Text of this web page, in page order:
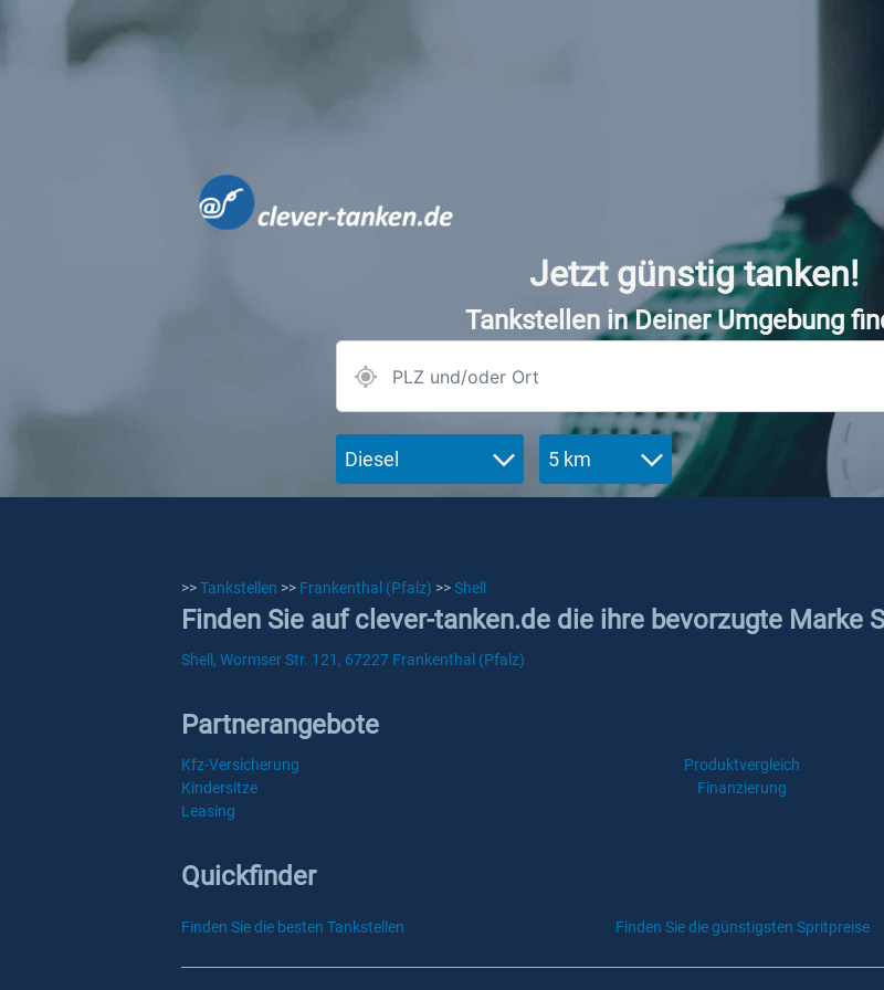
Jetzt günstig tanken!
Tankstellen in Deiner Umgebung
Diesel 5 km
>>Tankstellen >> Frankenthal (Pfalz) >>Shell
Finden Sie auf clever-tanken.de die ihre bevorzugte Marke
Shell, Wormser Str. 121, 67227 Frankenthal (Pfalz)
Partnerangebote
Kfz-Versicherung Produktvergleich
Kindersitze
Finanzierung
Leasing
Quickfinder
Finden Sie die besten Tankstellen Finden Sie die günstigsten Spritpreise